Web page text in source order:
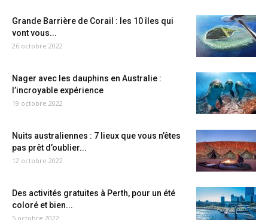
Grande Barrière de Corail : les 10 îles qui
vont vous...
26 octobre 2022
Nager avec les dauphins en Australie :
l’incroyable expérience
19 octobre 2022
Nuits australiennes : 7 lieux que vous n’êtes
pas prêt d’oublier...
12 octobre 2022
Des activités gratuites à Perth, pour un été
coloré et bien...
5 octobre 2022